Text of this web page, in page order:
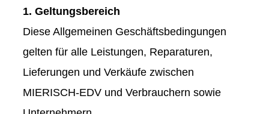
1. Geltungsbereich
Diese Allgemeinen Geschäftsbedingungen
gelten für alle Leistungen, Reparaturen,
Lieferungen und Verkäufe zwischen
MIERISCH-EDV und Verbrauchern sowie